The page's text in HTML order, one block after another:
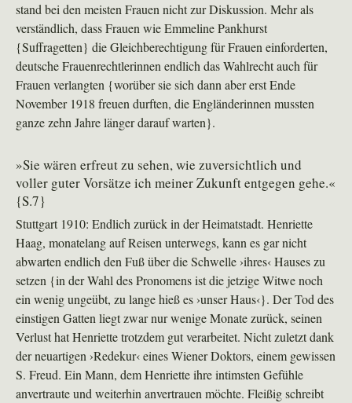
stand bei den meisten Frauen nicht zur Diskussion. Mehr als
verständlich, dass Frauen wie Emmeline Pankhurst
{Suffragetten} die Gleichberechtigung für Frauen einforderten,
deutsche Frauenrechtlerinnen endlich das Wahlrecht auch für
Frauen verlangten {worüber sie sich dann aber erst Ende
November 1918 freuen durften, die Engländerinnen mussten
ganze zehn Jahre länger darauf warten}.
»Sie wären erfreut zu sehen, wie zuversichtlich und
voller guter Vorsätze ich meiner Zukunft entgegen gehe.«
{S.7}
Stuttgart 1910: Endlich zurück in der Heimatstadt. Henriette
Haag, monatelang auf Reisen unterwegs, kann es gar nicht
abwarten endlich den Fuß über die Schwelle ›ihres‹ Hauses zu
setzen {in der Wahl des Pronomens ist die jetzige Witwe noch
ein wenig ungeübt, zu lange hieß es ›unser Haus‹}. Der Tod des
einstigen Gatten liegt zwar nur wenige Monate zurück, seinen
Verlust hat Henriette trotzdem gut verarbeitet. Nicht zuletzt dank
der neuartigen ›Redekur‹ eines Wiener Doktors, einem gewissen
S. Freud. Ein Mann, dem Henriette ihre intimsten Gefühle
anvertraute und weiterhin anvertrauen möchte. Fleißig schreibt